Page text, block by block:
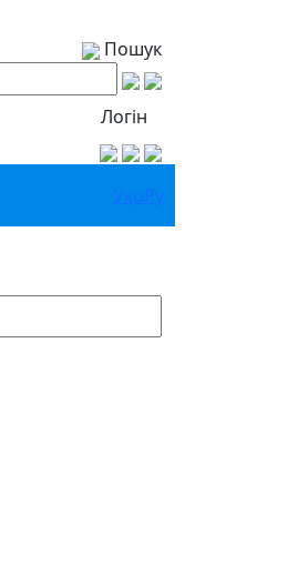
Пошук
Логін
УкрРу